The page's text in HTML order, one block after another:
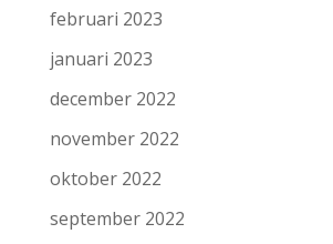
februari 2023
januari 2023
december 2022
november 2022
oktober 2022
september 2022